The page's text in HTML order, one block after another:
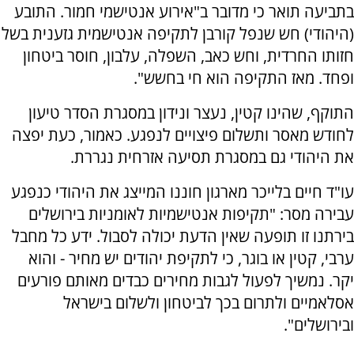
בתביעה תואר כי מדובר ב"אירוע אנטישמי חמור. התובע
(היהודי) חש שנפל קורבן לתקיפה אנטישמית גזענית בשל
חזותו החרדית, וחש כאב, השפלה, עלבון, חוסר ביטחון
ופחד. מאז התקיפה הוא חי בחשש".
התוקף, שהינו קטין, נעצר ונידון במסגרת הסדר טיעון
לחודש מאסר ותשלום פיצויים לנפגע. כאמור, כעת יפצה
את היהודי גם במסגרת תסיעה אזרחית נגררת.
עו"ד חיים בלייכר מארגון חוננו המייצג את היהודי כנפגע
עבירה מסר: "תקיפות אנטישמיות לאומניות בירושלים
בירתנו זו תופעה שאין הדעת יכולה לסבול. ידע כל מחבל
ערבי, קטין או בוגר, כי לתקיפת יהודים יש מחיר - והוא
יקר. נמשיך לפעול לגבות מחירים כבדים מאותם פורעים
אסלאמיים ולתרום בכך לביטחון ולשלום בישראל
ובירושלים".